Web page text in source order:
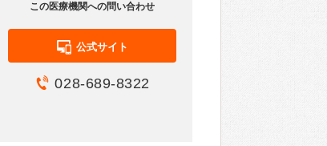
この医療機関への問い合わせ
公式サイト
028-689-8322